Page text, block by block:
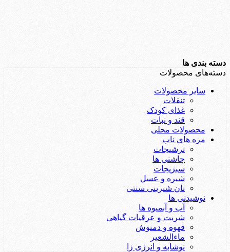
دسته بندی ها
دسته‌های محصولات
سایر محصولات
تنقلات
غذای کودک
قند و نبات
محصولات محلی
مزه های ناب
ترشیجات
چاشنی ها
سبزیجات
شیره و عسل
نان شیرینی سنتی
نوشیدنی ها
آب و آبمیوه ها
شربت و عرقیات گیاهی
قهوه و دمنوش
ماءالشعیر
نوشابه و انرژی زا